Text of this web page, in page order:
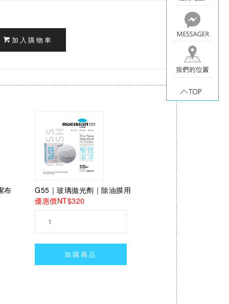
加入購物車
布
G55｜玻璃拋光劑｜除油膜用
優惠價NT$320
加購商品